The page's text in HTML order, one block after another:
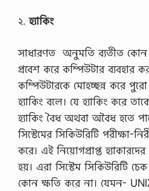
২.হ্যাকিং
সাধারণত অনুমতি ব্যতীত কোন
প্রবেশ করে কম্পিউটার ব্যবহার
কম্পিউটারকে মোহচ্ছন্ন করে পুরো
হ্যাকিং বলে। যে হ্যাকিং করে
হ্যাকিং বৈধ অথবা অবৈধ হতে
সিস্টেমের সিকিউরিটি পরীক্ষা-
করে। এই নিয়োগপ্রাপ্ত
হয়। এরা সিস্টেম সিকিউরিটি চেক
কোন ক্ষতি করে না। যেমন-